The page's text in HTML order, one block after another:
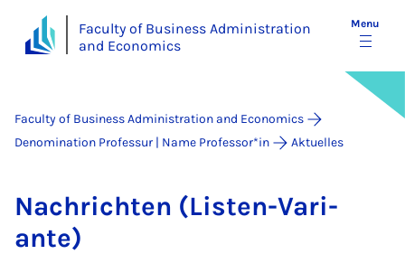
Faculty of Business Administration
and Economics
Menu
Faculty of Business Administration and Economics
Denomination Professur | Name Professor*in
Aktuelles
Na­chricht­en (Listen-Vari­
ante)